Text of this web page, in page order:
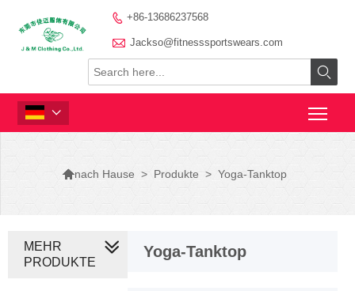
 +86-13686237568
 Jackso@fitnesssportswears.com


nach Hause > Produkte > Yoga-Tanktop
Yoga-Tanktop
MEHR
PRODUKTE